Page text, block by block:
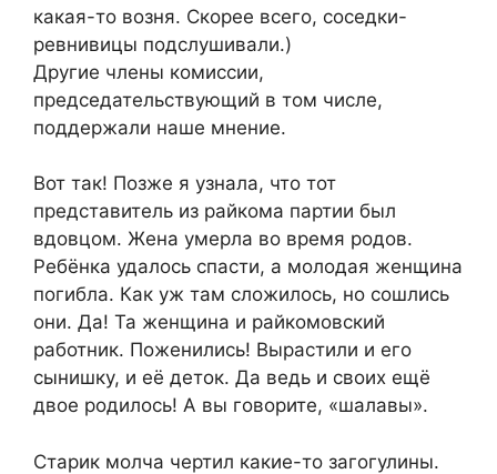
какая-то возня. Скорее всего, соседки-
ревнивицы подслушивали.)
Другие члены комиссии,
председательствующий в том числе,
поддержали наше мнение.
Вот так! Позже я узнала, что тот
представитель из райкома партии был
вдовцом. Жена умерла во время родов.
Ребёнка удалось спасти, а молодая женщина
погибла. Как уж там сложилось, но сошлись
они. Да! Та женщина и райкомовский
работник. Поженились! Вырастили и его
сынишку, и её деток. Да ведь и своих ещё
двое родилось! А вы говорите, «шалавы».
Старик молча чертил какие-то загогулины.